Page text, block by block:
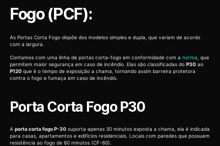
Fogo (PCF):
As Portas Corta Fogo dispõe dos modelos simples e dupla, que variam de acordo
com a largura.
Contamos com uma linha de portas corta-fogo em conformidade com a norma , que
permitem maior segurança em caso de incêndio. Elas são classificadas do P30 ao
P120 que é o tempo de exposição a chama, tornando assim barreira protetora
contra o fogo e fumaça em caso de incêndio.
Porta Corta Fogo P30
A porta corta fogo P-30 suporta apenas 30 minutos exposta a chama, ela é indicada
para casas, apartamentos e edifícios residenciais. Locais com paredes que possuem
resistência ao fogo de 60 minutos (CF-60).